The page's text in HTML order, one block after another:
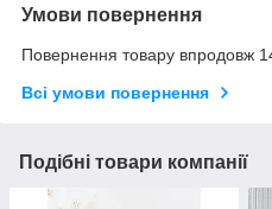
Умови повернення
Повернення товару впродовж
Всі умови повернення
Подібні товари компанії